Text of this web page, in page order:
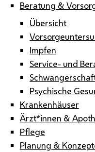
Beratung &
Übersicht
Impfen
Service- und
Psychische
Krankenhäuser
Ärzt*innen &
Pflege
Planung &